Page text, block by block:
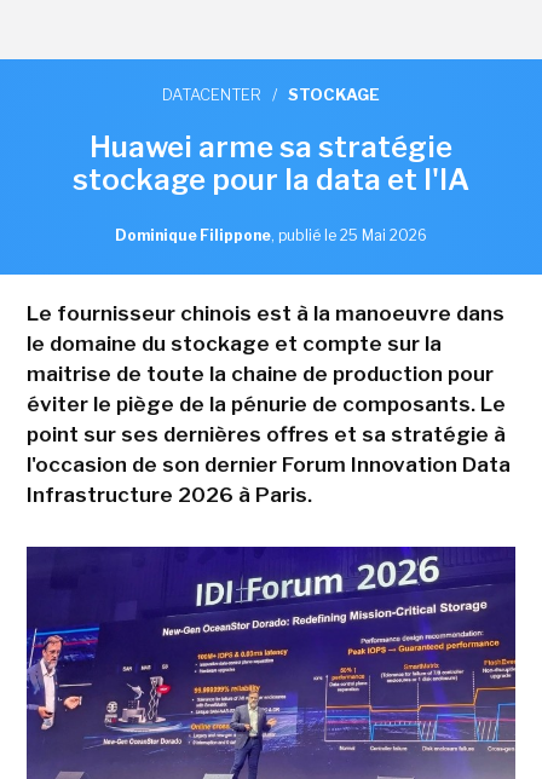
DATACENTER / STOCKAGE
Huawei arme sa stratégie
stockage pour la data et l'IA
Dominique Filippone, publié le 25 Mai 2026
Le fournisseur chinois est à la manoeuvre dans
le domaine du stockage et compte sur la
maitrise de toute la chaine de production pour
éviter le piège de la pénurie de composants. Le
point sur ses dernières offres et sa stratégie à
l'occasion de son dernier Forum Innovation Data
Infrastructure 2026 à Paris.